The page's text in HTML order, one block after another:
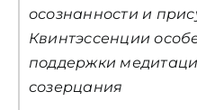
осознанности и
Квинтэссенции
поддержки
созерцания